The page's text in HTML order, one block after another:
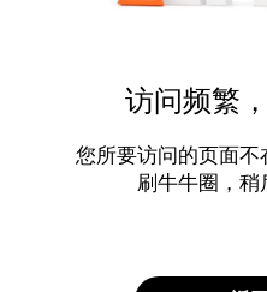
访问频繁
您所要访问的页面
刷牛牛圈，稍